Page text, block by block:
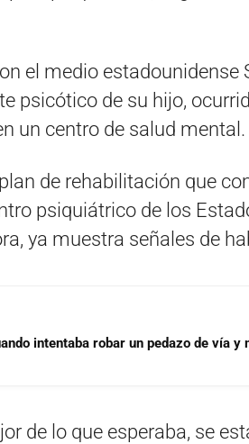
el medio estadounidense
psicótico de su hijo,
un centro de salud mental.
de rehabilitación que
psiquiátrico de los
ya muestra señales de
intentaba robar un pedazo de vía y
de lo que esperaba, se